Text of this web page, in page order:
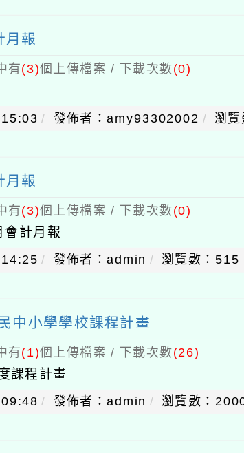
月報
有(3)個上傳檔案 / 下載次數(0)
發佈者：amy93302002 瀏
月報
有(3)個上傳檔案 / 下載次數(0)
會計月報
發佈者：admin 瀏覽數：515
中小學學校課程計畫
有(1)個上傳檔案 / 下載次數(26)
課程計畫
發佈者：admin 瀏覽數：